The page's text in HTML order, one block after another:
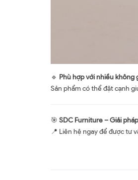
🔹 Phù hợp với nhiều không
Sản phẩm có thể đặt cạnh
🎯 SDC Furniture – Giải
📍 Liên hệ ngay để được tư